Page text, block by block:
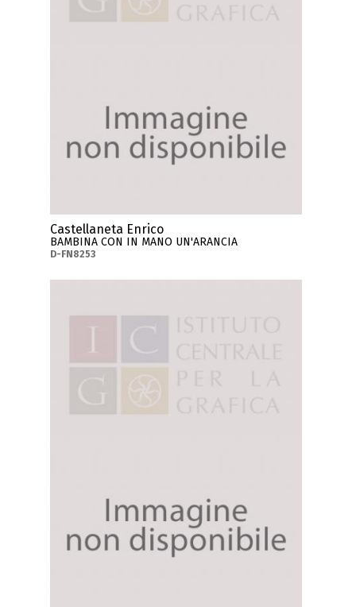
Castellaneta Enrico
BAMBINA CON IN MANO UN'ARANCIA
D-FN8253